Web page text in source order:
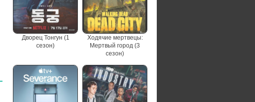
Дворец Тонгун (1
сезон)
Ходячие мертвецы:
Мертвый город (3
сезон)